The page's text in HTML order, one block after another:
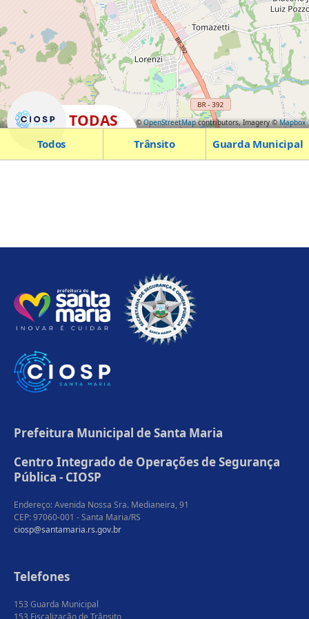
Leaflet| Map data ©OpenStreetMapcontributors, Imagery ©Mapbox
TODAS
Todos Trânsito Guarda Municipal
Prefeitura Municipal de Santa Maria
Centro Integrado de Operações de Segurança
Pública - CIOSP
Endereço: Avenida Nossa Sra. Medianeira, 91
CEP: 97060-001 - Santa Maria/RS
ciosp@santamaria.rs.gov.br
Telefones
153 Guarda Municipal
153 Fiscalização de Trânsito